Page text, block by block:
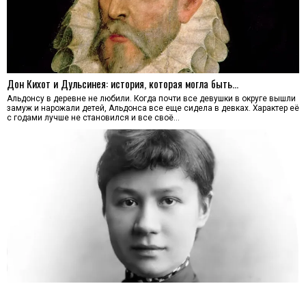
Дон Кихот и Дульсинея: история, которая могла быть…
Альдонсу в деревне не любили. Когда почти все девушки в округе вышли
замуж и нарожали детей, Альдонса все еще сидела в девках. Характер её
с годами лучше не становился и все своё…